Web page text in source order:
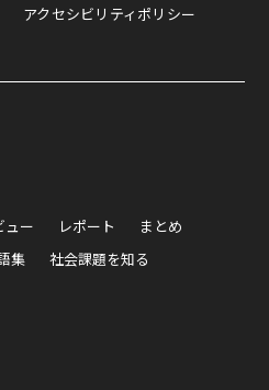
アクセシビリティポリシー
ュー レポート
まとめ
集 社会課題を知る